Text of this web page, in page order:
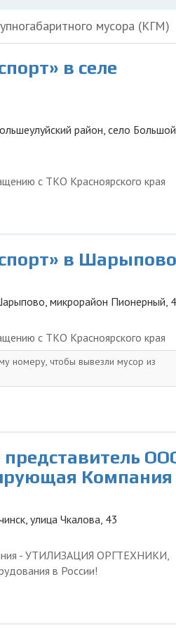
мусора (КГМ)
в селе
район, село Большой
с ТКО Красноярского края
в Шарыпово
микрорайон Пионерный,
с ТКО Красноярского края
номеру, чтобы вывезли мусор из
Компания
улица Чкалова, 43
- УТИЛИЗАЦИЯ ОРГТЕХНИКИ,
в России!